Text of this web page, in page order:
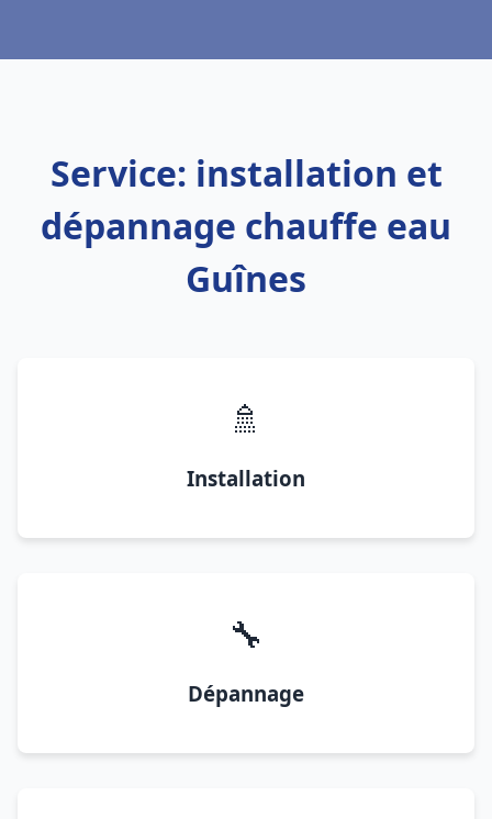
Service: installation et
dépannage chauffe eau
Guînes
🚿
Installation
🔧
Dépannage